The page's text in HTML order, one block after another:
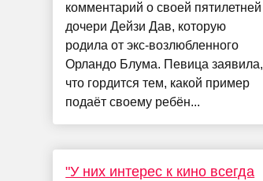
комментарий о своей пятилетней
дочери Дейзи Дав, которую
родила от экс-возлюбленного
Орландо Блума. Певица заявила,
что гордится тем, какой пример
подаёт своему ребён...
"У них интерес к кино всегда